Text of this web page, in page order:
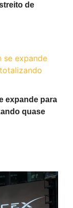
de
expande para
quase